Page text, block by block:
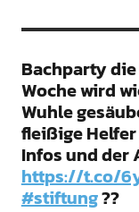
Bachparty
Woche wird
Wuhle
fleißige
Infos und der
https://t.co/
#stiftung??